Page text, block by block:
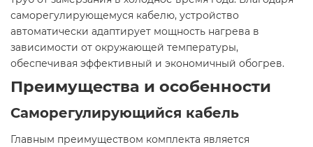
саморегулирующемуся кабелю, устройство
автоматически адаптирует мощность нагрева в
зависимости от окружающей температуры,
обеспечивая эффективный и экономичный обогрев.​
Преимущества и особенности
Саморегулирующийся кабель
Главным преимуществом комплекта является